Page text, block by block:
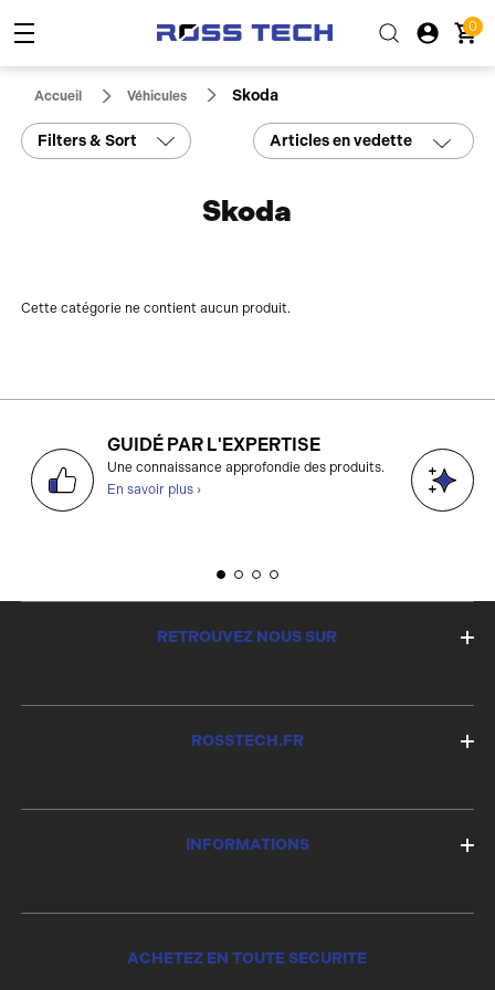
0
Accueil Véhicules Skoda
Filters & Sort Articles en vedette
Skoda
Cette catégorie ne contient aucun produit.
GUIDÉ PAR L'EXPERTISE
Une connaissance approfondie des produits.
En savoir plus ›
RETROUVEZ NOUS SUR
ROSSTECH.FR
INFORMATIONS
ACHETEZ EN TOUTE SECURITE